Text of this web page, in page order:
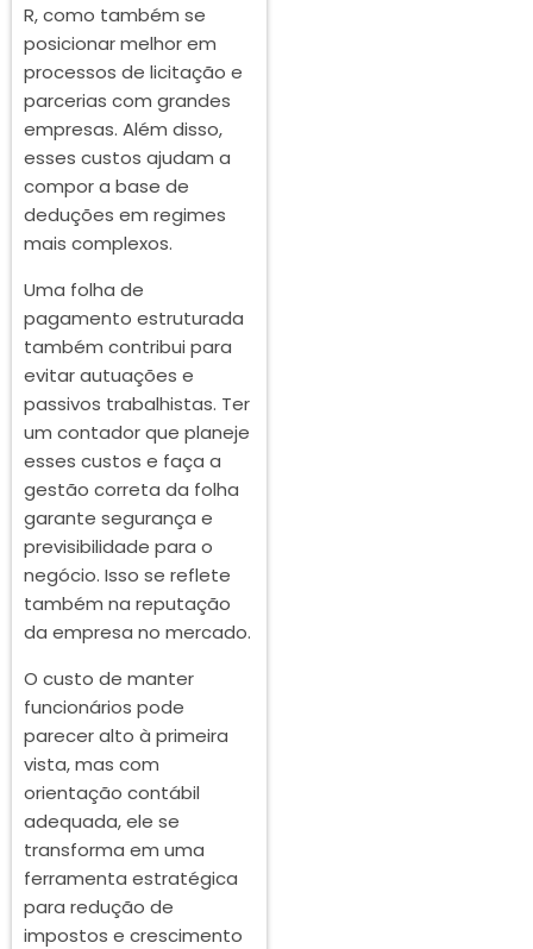
R, como também se
posicionar melhor em
processos de licitação e
parcerias com grandes
empresas. Além disso,
esses custos ajudam a
compor a base de
deduções em regimes
mais complexos.
Uma folha de
pagamento estruturada
também contribui para
evitar autuações e
passivos trabalhistas. Ter
um contador que planeje
esses custos e faça a
gestão correta da folha
garante segurança e
previsibilidade para o
negócio. Isso se reflete
também na reputação
da empresa no mercado.
O custo de manter
funcionários pode
parecer alto à primeira
vista, mas com
orientação contábil
adequada, ele se
transforma em uma
ferramenta estratégica
para redução de
impostos e crescimento